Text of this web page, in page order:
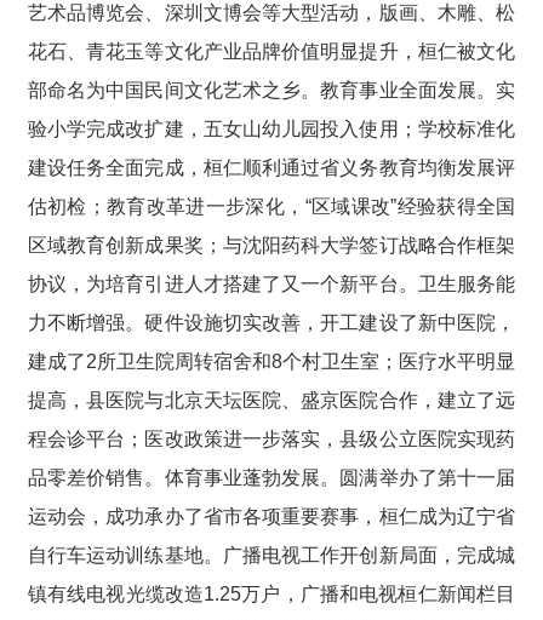
艺术品博览会、深圳文博会等大型活动，版画、木雕、松
花石、青花玉等文化产业品牌价值明显提升，桓仁被文化
部命名为中国民间文化艺术之乡。教育事业全面发展。实
验小学完成改扩建，五女山幼儿园投入使用；学校标准化
建设任务全面完成，桓仁顺利通过省义务教育均衡发展评
估初检；教育改革进一步深化，“区域课改”经验获得全国
区域教育创新成果奖；与沈阳药科大学签订战略合作框架
协议，为培育引进人才搭建了又一个新平台。卫生服务能
力不断增强。硬件设施切实改善，开工建设了新中医院，
建成了2所卫生院周转宿舍和8个村卫生室；医疗水平明显
提高，县医院与北京天坛医院、盛京医院合作，建立了远
程会诊平台；医改政策进一步落实，县级公立医院实现药
品零差价销售。体育事业蓬勃发展。圆满举办了第十一届
运动会，成功承办了省市各项重要赛事，桓仁成为辽宁省
自行车运动训练基地。广播电视工作开创新局面，完成城
镇有线电视光缆改造1.25万户，广播和电视桓仁新闻栏目